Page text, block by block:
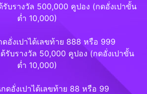
รับรางวัล 500,000 คูปอง (กดอั่งเปาขั้น
ต่ำ 10,000)
ดอั่งเปาได้เลขท้าย 888 หรือ 999
ด้รับรางวัล 50,000 คูปอง (กดอั่งเปาขั้น
ต่ำ 10,000)
ดอั่งเปาได้เลขท้าย 88 หรือ 99